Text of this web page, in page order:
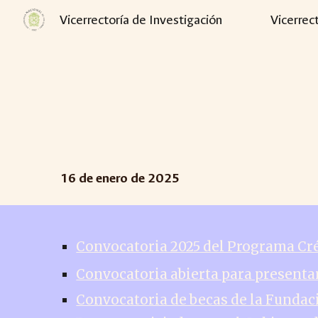
Vicerrectoría de Investigación
16 de enero de 2025
Convocatoria 2025 del Programa
Convocatoria abierta para
Convocatoria de becas de la